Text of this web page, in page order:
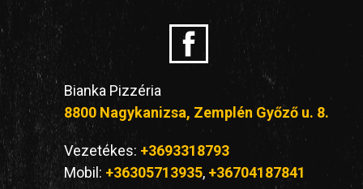
Bianka Pizzéria
8800 Nagykanizsa, Zemplén Győző u. 8.
Vezetékes: +3693318793
Mobil: +36305713935, +36704187841